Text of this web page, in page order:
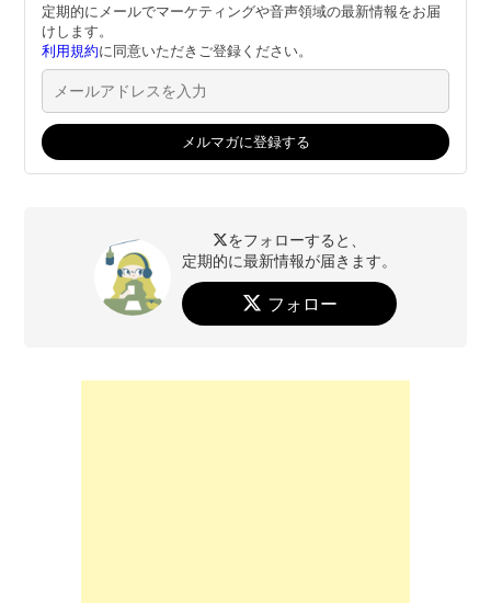
定期的にメールでマーケティングや音声領域の最新情報をお届
けします。
利用規約に同意いただきご登録ください。
をフォローすると、
定期的に最新情報が届きます。
フォロー